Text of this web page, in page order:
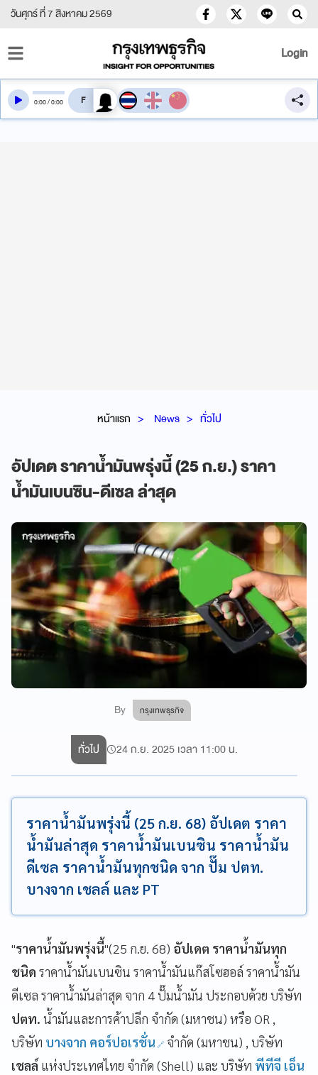
วันศุกร์ ที่ 7 สิงหาคม 2569
Login
หน้าแรก News ทั่วไป
อัปเดต ราคาน้ำมันพรุ่งนี้ (25 ก.ย.) ราคา
น้ำมันเบนซิน-ดีเซล ล่าสุด
By กรุงเทพธุรกิจ
0:00/0:00 สลับเสียงอ่าน
ทั่วไป 24 ก.ย. 2025 เวลา 11:00 น.
ราคาน้ำมันพรุ่งนี้ (25 ก.ย. 68) อัปเดต ราคา
น้ำมันล่าสุด ราคาน้ำมันเบนซิน ราคาน้ำมัน
ดีเซล ราคาน้ำมันทุกชนิด จาก ปั๊ม ปตท.
บางจาก เชลล์ และ PT
"ราคาน้ำมันพรุ่งนี้"(25 ก.ย. 68) อัปเดต ราคาน้ำมันทุก
ชนิด ราคาน้ำมันเบนซิน ราคาน้ำมันแก๊สโซฮอล์ ราคาน้ำมัน
ดีเซล ราคาน้ำมันล่าสุด จาก 4 ปั๊มน้ำมัน ประกอบด้วย บริษัท
ปตท. น้ำมันและการค้าปลีก จำกัด (มหาชน) หรือ OR ,
บริษัท บางจาก คอร์ปอเรชั่น จำกัด (มหาชน) , บริษัท
เชลล์ แห่งประเทศไทย จำกัด (Shell) และ บริษัท พีทีจี เอ็น